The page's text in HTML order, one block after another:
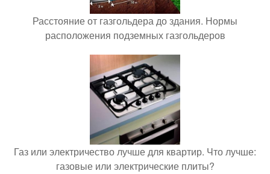
Расстояние от газгольдера до здания. Нормы
расположения подземных газгольдеров
Газ или электричество лучше для квартир. Что лучше:
газовые или электрические плиты?